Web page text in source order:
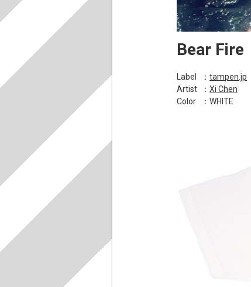
Bear Fire
Label ： tampen.jp
Artist
： Xi Chen
Color
：WHITE